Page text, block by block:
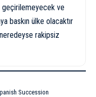
geçirilemeyecek ve
baskın ülke olacaktır
rakipsiz
Succession